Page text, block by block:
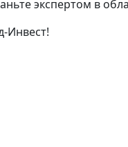
экспертом в
Инвест!